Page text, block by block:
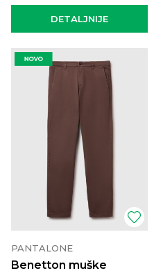
DETALJNIJE
PANTALONE
Benetton muške